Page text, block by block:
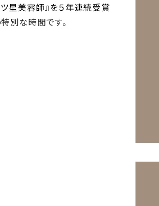
星美容師』を５年連続受賞
別な時間です。